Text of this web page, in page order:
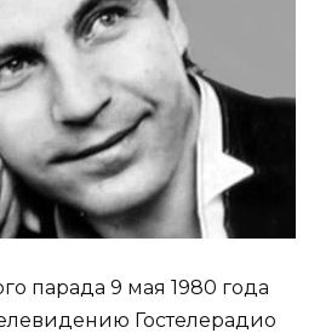
парада 9 мая 1980 года
Гостелерадио